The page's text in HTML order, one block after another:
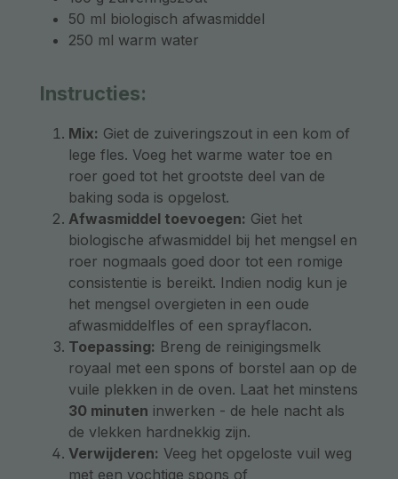
50 ml biologisch afwasmiddel
250 ml warm water
Instructies:
Mix: Giet de zuiveringszout in een kom of
lege fles. Voeg het warme water toe en
roer goed tot het grootste deel van de
baking soda is opgelost.
Afwasmiddel toevoegen: Giet het
biologische afwasmiddel bij het mengsel en
roer nogmaals goed door tot een romige
consistentie is bereikt. Indien nodig kun je
het mengsel overgieten in een oude
afwasmiddelfles of een sprayflacon.
Toepassing: Breng de reinigingsmelk
royaal met een spons of borstel aan op de
vuile plekken in de oven. Laat het minstens
30 minuten inwerken - de hele nacht als
de vlekken hardnekkig zijn.
Verwijderen: Veeg het opgeloste vuil weg
met een vochtige spons of